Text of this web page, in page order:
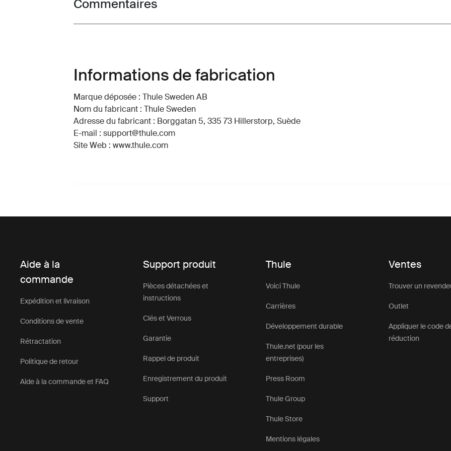
Toggle overview
Commentaires
Informations de fabrication
Marque déposée : Thule Sweden AB
Nom du fabricant : Thule Sweden
Adresse du fabricant : Borggatan 5, 335 73 Hillerstorp, Suède
E-mail : support@thule.com
Site Web : www.thule.com
Aide à la
commande
Expédition et livraison
Conditions de vente
Rétractation
Politique de retour
Aide à la commande et FAQ
Support produit
Pièces détachées et
instructions
Clés et Verrous
Garantie
Rappel de produit
Enregistrement du produit
Support
Thule
Voici Thule
Carrières
Développement durable
Thule.net (pour les
entreprises)
Press Room
Thule Group
Thule Store
Mentions légales
Ventes
Trouver un
Outlet
Appliquer le code
réduction